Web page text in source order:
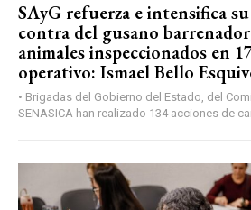
SAyG refuerza e intensifica
contra del gusano
animales inspeccionados en
operativo: Ismael Bello
• Brigadas del Gobierno del Estado, del
SENASICA han realizado 134 acciones de